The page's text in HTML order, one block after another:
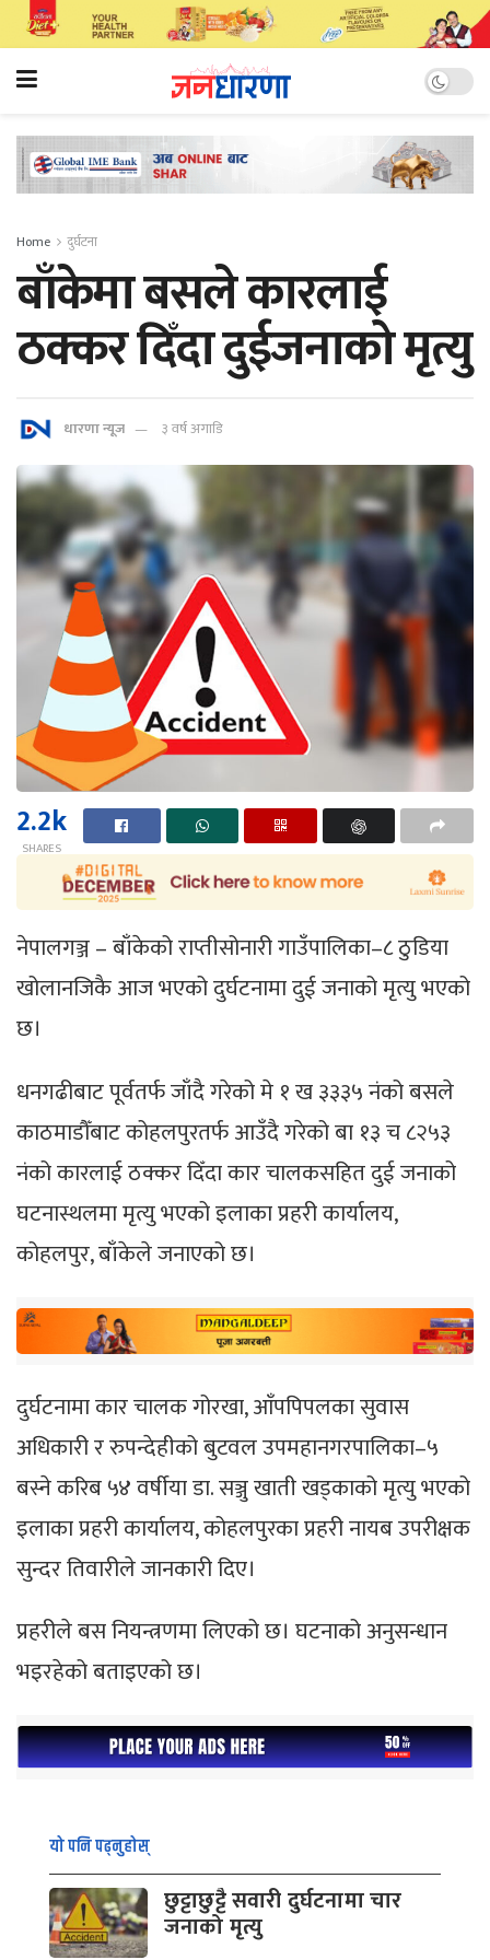
Home दुर्घटना
बाँकेमा बसले कारलाई
ठक्कर दिँदा दुईजनाको मृत्यु
धारणा न्यूज ३ वर्ष अगाडि
2.2k
SHARES
नेपालगञ्ज – बाँकेको राप्तीसोनारी गाउँपालिका–८ ठुडिया
खोलानजिकै आज भएको दुर्घटनामा दुई जनाको मृत्यु भएको
छ।
धनगढीबाट पूर्वतर्फ जाँदै गरेको मे १ ख ३३३५ नंको बसले
काठमाडौँबाट कोहलपुरतर्फ आउँदै गरेको बा १३ च ८२५३
नंको कारलाई ठक्कर दिँदा कार चालकसहित दुई जनाको
घटनास्थलमा मृत्यु भएको इलाका प्रहरी कार्यालय,
कोहलपुर, बाँकेले जनाएको छ।
दुर्घटनामा कार चालक गोरखा, आँपपिपलका सुवास
अधिकारी र रुपन्देहीको बुटवल उपमहानगरपालिका–५
बस्ने करिब ५४ वर्षीया डा. सञ्जु खाती खड्काको मृत्यु भएको
इलाका प्रहरी कार्यालय, कोहलपुरका प्रहरी नायब उपरीक्षक
सुन्दर तिवारीले जानकारी दिए।
प्रहरीले बस नियन्त्रणमा लिएको छ। घटनाको अनुसन्धान
भइरहेको बताइएको छ।
यो पनि पढ्नुहोस्
छुट्टाछुट्टै सवारी दुर्घटनामा चार
जनाको मृत्यु